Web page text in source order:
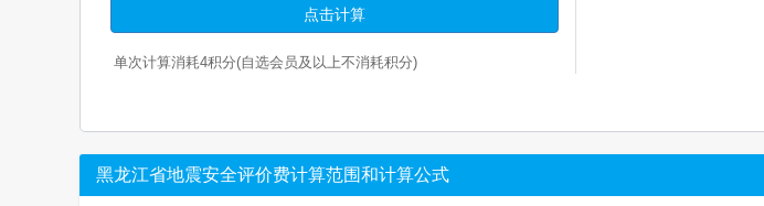
点击计算
单次计算消耗4积分(自选会员及以上不消耗积分)
黑龙江省地震安全评价费计算范围和计算公式